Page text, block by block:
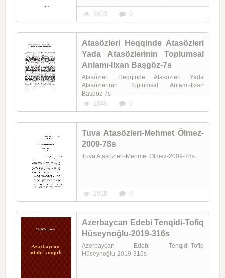
2603 0
Atasözleri Heqqinde Atasözleri
Yada Atasözlerinin Toplumsal
Anlamı-Ilxan Başgöz-7s
Atasözleri Heqqinde Atasözleri Yada
Atasözlerinin Toplumsal Anlamı-Ilxan
Başgöz-7s
2845 0
Tuva Atasözleri-Mehmet Ölmez-
2009-78s
Tuva Atasözleri-Mehmet Ölmez-2009-78s
2918 0
Azerbaycan Edebi Tenqidi-Tofiq
Hüseynoğlu-2019-316s
Azerbaycan Edebi Tenqidi-Tofiq
Hüseynoğlu-2019-316s